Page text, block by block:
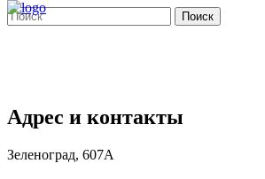
Поиск
Адрес и контакты
Зеленоград, 607А